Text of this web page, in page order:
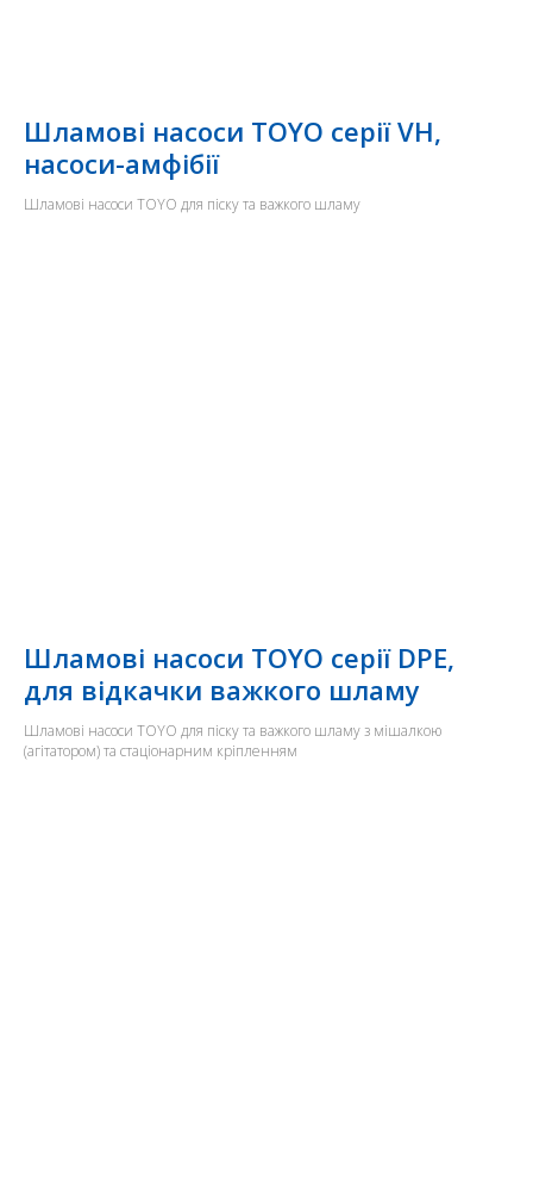
Шламові насоси TOYO серії VH,
насоси-амфібії
Шламові насоси TOYO для піску та важкого шламу
Шламові насоси TOYO серії DPE,
для відкачки важкого шламу
Шламові насоси TOYO для піску та важкого шламу з мішалкою
(агітатором) та стаціонарним кріпленням